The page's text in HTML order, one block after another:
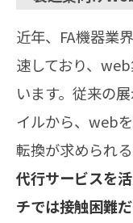
近年、FA機器業
速しており、
います。従来の
イルから、web
転換が求められる
代行サービスを
チでは接触困難